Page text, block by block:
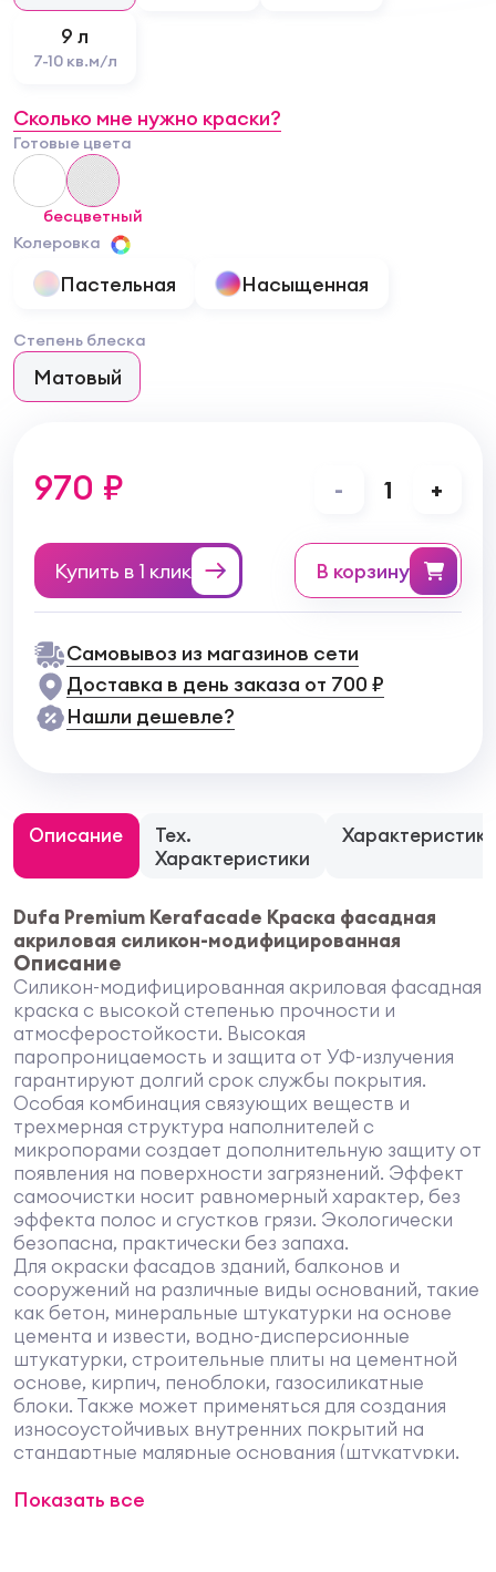
9 л
7-10 кв.м/л
Сколько мне нужно краски?
Готовые цвета
бесцветный
Колеровка
Пастельная Насыщенная
Степень блеска
Матовый
970 ₽ - 1 +
Купить в 1 клик в корзину
Самовывоз из магазинов сети
Доставка в день заказа от 700 ₽
Нашли дешевле?
Описание
Тех.
Характеристики
Характеристики
Dufa Premium Kerafacade Краска фасадная
акриловая силикон-модифицированная
Описание
Силикон-модифицированная акриловая фасадная
краска с высокой степенью прочности и
атмосферостойкости. Высокая
паропроницаемость и защита от УФ-излучения
гарантируют долгий срок службы покрытия.
Особая комбинация связующих веществ и
трехмерная структура наполнителей с
микропорами создает дополнительную защиту от
появления на поверхности загрязнений. Эффект
самоочистки носит равномерный характер, без
эффекта полос и сгустков грязи. Экологически
безопасна, практически без запаха.
Для окраски фасадов зданий, балконов и
сооружений на различные виды оснований, такие
как бетон, минеральные штукатурки на основе
цемента и извести, водно-дисперсионные
штукатурки, строительные плиты на цементной
основе, кирпич, пеноблоки, газосиликатные
блоки. Также может применяться для создания
износоустойчивых внутренних покрытий на
стандартные малярные основания (штукатурки,
Допускается применение для окраски фасадов и
Показать все